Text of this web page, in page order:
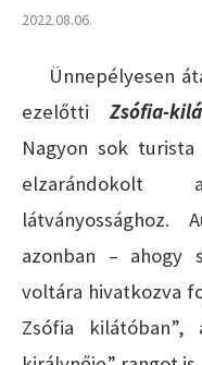
2022.08.06.
Ünnepélyesen
ezelőtti Zsófia-
Nagyon sok
látványossághoz.
azonban – ahogy
voltára hivatkozva
Zsófia